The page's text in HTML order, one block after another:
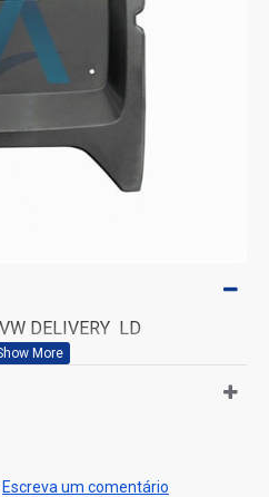
DELIVERY LD
Escreva um comentário